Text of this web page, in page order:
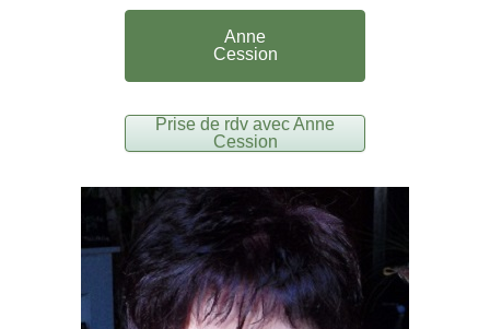
Anne
Cession
Prise de rdv avec Anne
Cession